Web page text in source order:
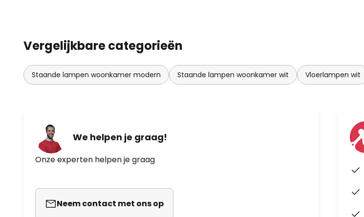
Vergelijkbare categorieën
Staande lampen woonkamer modern Staande lampen woonkamer wit Vloerlampen wit
We helpen je graag!
Onze experten helpen je graag
Neem contact met ons op